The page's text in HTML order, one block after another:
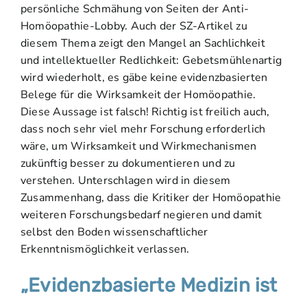
persönliche Schmähung von Seiten der Anti-
Homöopathie-Lobby. Auch der SZ-Artikel zu
diesem Thema zeigt den Mangel an Sachlichkeit
und intellektueller Redlichkeit: Gebetsmühlenartig
wird wiederholt, es gäbe keine evidenzbasierten
Belege für die Wirksamkeit der Homöopathie.
Diese Aussage ist falsch! Richtig ist freilich auch,
dass noch sehr viel mehr Forschung erforderlich
wäre, um Wirksamkeit und Wirkmechanismen
zukünftig besser zu dokumentieren und zu
verstehen. Unterschlagen wird in diesem
Zusammenhang, dass die Kritiker der Homöopathie
weiteren Forschungsbedarf negieren und damit
selbst den Boden wissenschaftlicher
Erkenntnismöglichkeit verlassen.
„Evidenzbasierte Medizin ist